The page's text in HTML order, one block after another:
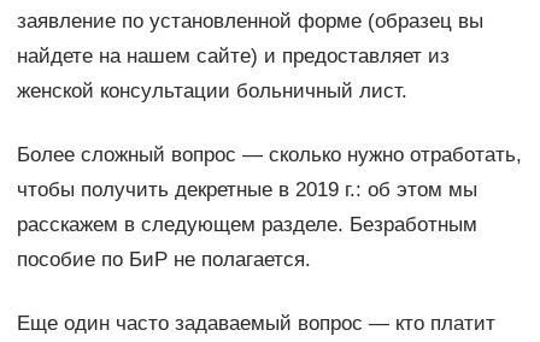
заявление по установленной форме (образец вы
найдете на нашем сайте) и предоставляет из
женской консультации больничный лист.
Более сложный вопрос — сколько нужно отработать,
чтобы получить декретные в 2019 г.: об этом мы
расскажем в следующем разделе. Безработным
пособие по БиР не полагается.
Еще один часто задаваемый вопрос — кто платит